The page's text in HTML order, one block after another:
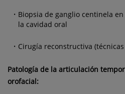
Biopsia de ganglio centinela
la cavidad oral
Cirugía reconstructiva
Patología de la articulación
orofacial: